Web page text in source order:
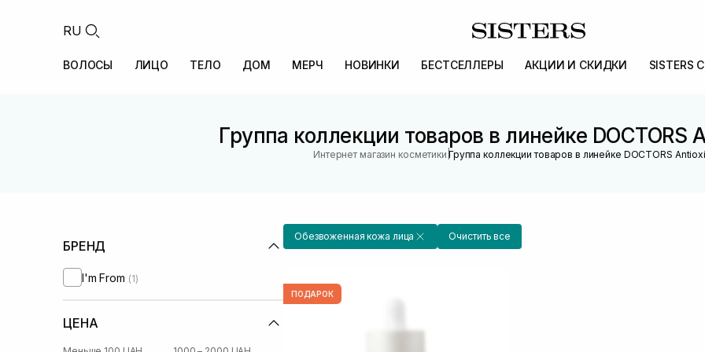
RU
ВОЛОСЫ ЛИЦО ТЕЛО ДОМ МЕРЧ НОВИНКИ БЕСТСЕЛЛЕРЫ АКЦИИ И СКИДКИ SISTERS
Группа коллекции товаров в линейке DOCTORS
Интернет магазин косметики |Группа коллекции товаров в линейке DOCTORS
БРЕНД
I'm From (1)
ЦЕНА
Обезвоженная кожа лица Очистить все
ПОДАРОК